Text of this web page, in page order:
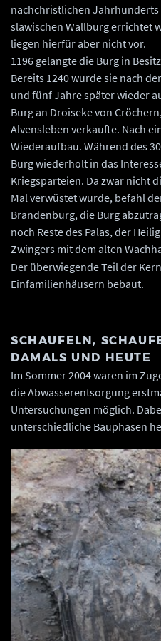
nachchristlichen
slawischen Wallburg errichtet
liegen hierfür aber nicht vor.
1196 gelangte die Burg in
Bereits 1240 wurde sie nach
und fünf Jahre später wieder
Burg an Droiseke von
Alvensleben verkaufte. Nach
Wiederaufbau. Während des
Burg wiederholt in das
Kriegsparteien. Da zwar nicht
Mal verwüstet wurde, befahl
Brandenburg, die Burg
noch Reste des Palas, der
Zwingers mit dem alten
Der überwiegende Teil der
Einfamilienhäusern bebaut.
SCHAUFELN,
DAMALS UND HEUTE
Im Sommer 2004 waren im
die Abwasserentsorgung
Untersuchungen möglich.
unterschiedliche Bauphasen